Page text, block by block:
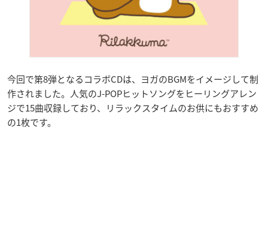
今回で第8弾となるコラボCDは、ヨガのBGMをイメージして制
作されました。人気のJ-POPヒットソングをヒーリングアレン
ジで15曲収録しており、リラックスタイムのお供にもおすすめ
の1枚です。